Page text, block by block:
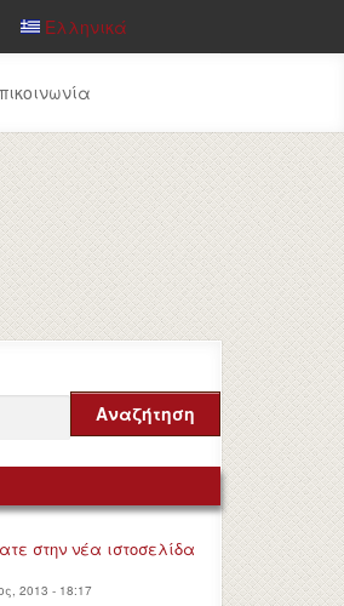
Ελληνικά
στην νέα ιστοσελίδα
2013 - 18:17